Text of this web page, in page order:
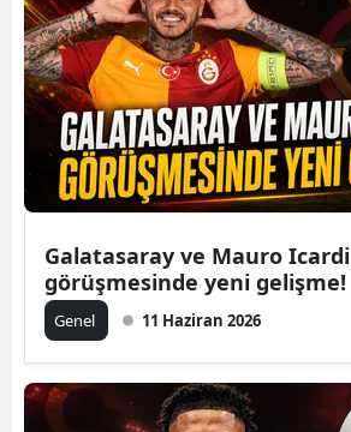
Galatasaray ve Mauro Icardi
görüşmesinde yeni gelişme!
Genel 11 Haziran 2026